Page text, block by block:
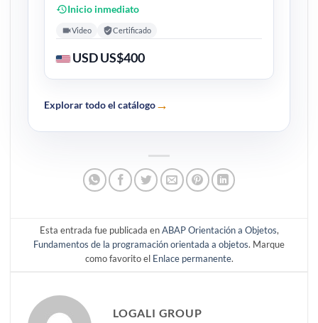
Inicio inmediato
Video Certificado
USD US$400
Explorar todo el catálogo→
Esta entrada fue publicada enABAP Orientación a Objetos,
Fundamentos de la programación orientada a objetos. Marque
como favorito el Enlace permanente.
LOGALI GROUP